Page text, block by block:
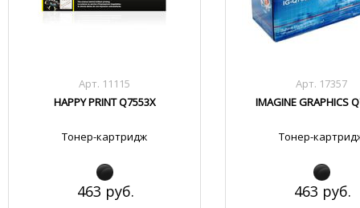
Арт. 11115
HAPPY PRINT Q7553X
Тонер-картридж
463 руб.
Арт. 17357
IMAGINE GRAPHICS
Тонер-
463 руб.